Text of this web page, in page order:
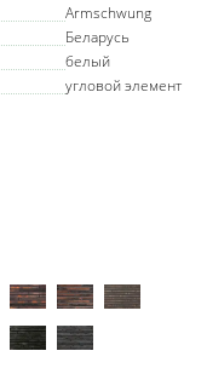
Armschwung
Беларусь
белый
угловой элемент